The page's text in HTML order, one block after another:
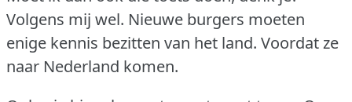
Volgens mij wel. Nieuwe burgers moeten
enige kennis bezitten van het land. Voordat ze
naar Nederland komen.